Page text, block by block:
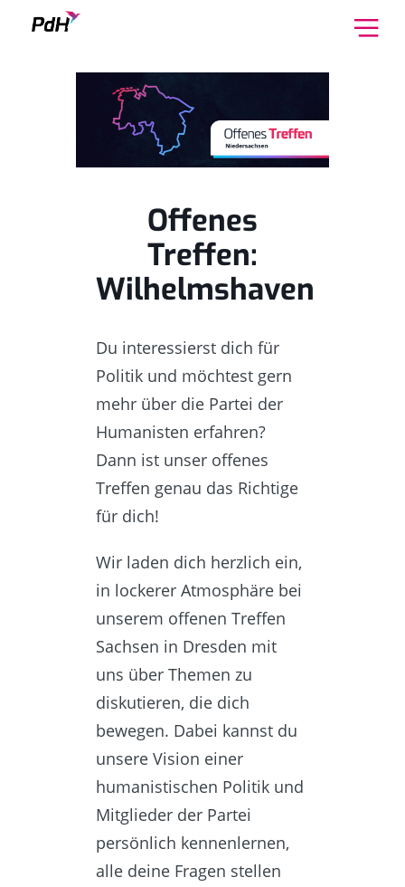
Offenes
Treffen:
Wilhelmshaven
Du interessierst dich für
Politik und möchtest gern
mehr über die Partei der
Humanisten erfahren?
Dann ist unser offenes
Treffen genau das Richtige
für dich!
Wir laden dich herzlich ein,
in lockerer Atmosphäre bei
unserem offenen Treffen
Sachsen in Dresden mit
uns über Themen zu
diskutieren, die dich
bewegen. Dabei kannst du
unsere Vision einer
humanistischen Politik und
Mitglieder der Partei
persönlich kennenlernen,
alle deine Fragen stellen